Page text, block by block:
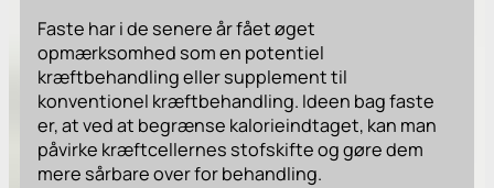
Faste har i de senere år fået øget
opmærksomhed som en potentiel
kræftbehandling eller supplement til
konventionel kræftbehandling. Ideen bag faste
er, at ved at begrænse kalorieindtaget, kan man
påvirke kræftcellernes stofskifte og gøre dem
mere sårbare over for behandling.